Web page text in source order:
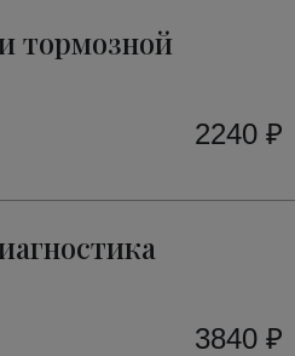
тормозной
2240 ₽
3840 ₽